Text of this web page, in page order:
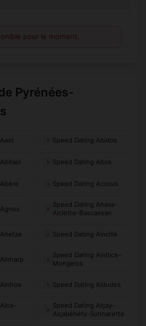
pour le moment.
Pyrénées-
Speed Dating Abidos
Speed Dating Abos
Speed Dating Accous
Speed Dating Ahaxe-
Alciette-Bascassan
Speed Dating Aincille
Speed Dating Ainhice-
Mongelos
Speed Dating Aldudes
Speed Dating Alçay-
Alçabéhéty-Sunharette